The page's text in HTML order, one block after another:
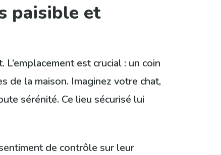
paisible et
est crucial : un coin
de la maison. Imaginez votre chat,
sérénité. Ce lieu sécurisé lui
de contrôle sur leur